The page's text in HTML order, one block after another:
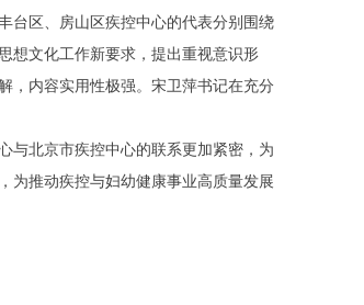
台区、房山区疾控中心的代表分别围绕
想文化工作新要求，提出重视意识形
，内容实用性极强。宋卫萍书记在充分
与北京市疾控中心的联系更加紧密，为
为推动疾控与妇幼健康事业高质量发展